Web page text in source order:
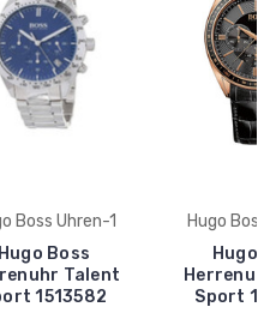
Boss Uhren-1
Hugo Boss
Talent
1513582
Hugo
Sport